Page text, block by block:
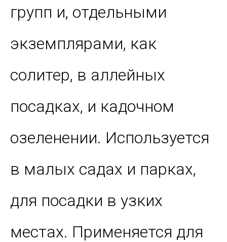
групп и, отдельными
экземплярами, как
солитер, в аллейных
посадках, и кадочном
озеленении. Используется
в малых садах и парках,
для посадки в узких
местах. Применяется для